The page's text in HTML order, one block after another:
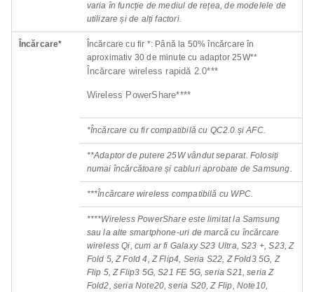
varia în funcție de mediul de rețea, de modelele de
utilizare și de alți factori.
Încărcare*
Încărcare cu fir *: Până la 50% încărcare în
aproximativ 30 de minute cu adaptor 25W**
Încărcare wireless rapidă 2.0***
Wireless PowerShare****
*Încărcare cu fir compatibilă cu QC2.0 și AFC.
**Adaptor de putere 25W vândut separat. Folosiți
numai încărcătoare și cabluri aprobate de Samsung.
***Încărcare wireless compatibilă cu WPC.
****Wireless PowerShare este limitat la Samsung
sau la alte smartphone-uri de marcă cu încărcare
wireless Qi, cum ar fi Galaxy S23 Ultra, S23 +, S23, Z
Fold 5, Z Fold 4, Z Flip4, Seria S22, Z Fold3 5G, Z
Flip 5, Z Flip3 5G, S21 FE 5G, seria S21, seria Z
Fold2, seria Note20, seria S20, Z Flip, Note10,